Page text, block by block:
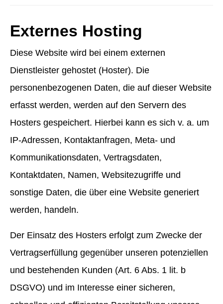
Externes Hosting
Diese Website wird bei einem externen
Dienstleister gehostet (Hoster). Die
personenbezogenen Daten, die auf dieser Website
erfasst werden, werden auf den Servern des
Hosters gespeichert. Hierbei kann es sich v. a. um
IP-Adressen, Kontaktanfragen, Meta- und
Kommunikationsdaten, Vertragsdaten,
Kontaktdaten, Namen, Websitezugriffe und
sonstige Daten, die über eine Website generiert
werden, handeln.
Der Einsatz des Hosters erfolgt zum Zwecke der
Vertragserfüllung gegenüber unseren potenziellen
und bestehenden Kunden (Art. 6 Abs. 1 lit. b
DSGVO) und im Interesse einer sicheren,